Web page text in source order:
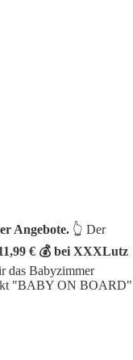
Angebote. 👆 Der
€ 💰 bei XXXLutz
das Babyzimmer
"BABY ON BOARD"